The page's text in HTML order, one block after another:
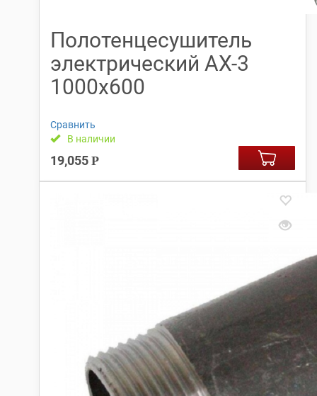
Полотенцесушитель
электрический АX-3
1000х600
Сравнить
В наличии
19,055 Р